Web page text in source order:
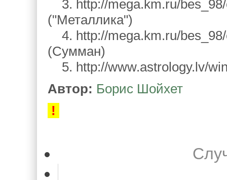
3. http://mega.km.ru/
("Металлика")
4. http://mega.km.ru/
(Сумман)
5. http://www.astrology.lv/
Автор: Борис Шойхет
!